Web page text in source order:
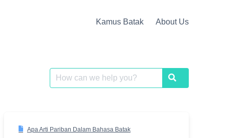
Kamus Batak About Us
Search
for:
Search
Apa Arti Pariban Dalam Bahasa Batak